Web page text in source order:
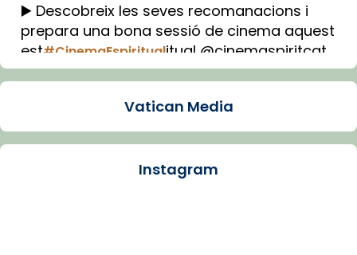
▶️ Descobreix les seves recomanacions i
prepara una bona sessió de cinema aquest
est#CinemaEspiritualitual @cinemaspiritcat
Imatge: Generada amb IA (OpenAI)
Arquebisbat de Barcelona
Vatican Media
Instagram